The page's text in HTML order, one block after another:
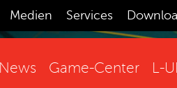
Medien Services
News Game-Center L-